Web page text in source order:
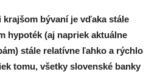
bývaní je vďaka stále
hypoték (aj napriek aktuálne
stále relatívne ľahko a rýchlo
tomu, všetky slovenské banky